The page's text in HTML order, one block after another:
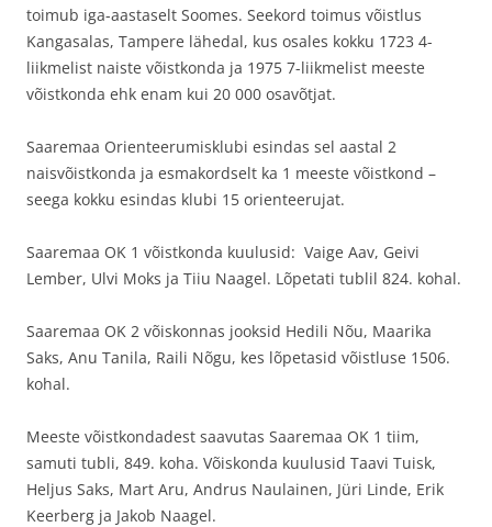
toimub iga-aastaselt Soomes. Seekord toimus võistlus
Kangasalas, Tampere lähedal, kus osales kokku 1723 4-
liikmelist naiste võistkonda ja 1975 7-liikmelist meeste
võistkonda ehk enam kui 20 000 osavõtjat.
Saaremaa Orienteerumisklubi esindas sel aastal 2
naisvõistkonda ja esmakordselt ka 1 meeste võistkond –
seega kokku esindas klubi 15 orienteerujat.
Saaremaa OK 1 võistkonda kuulusid: Vaige Aav, Geivi
Lember, Ulvi Moks ja Tiiu Naagel. Lõpetati tublil 824. kohal.
Saaremaa OK 2 võiskonnas jooksid Hedili Nõu, Maarika
Saks, Anu Tanila, Raili Nõgu, kes lõpetasid võistluse 1506.
kohal.
Meeste võistkondadest saavutas Saaremaa OK 1 tiim,
samuti tubli, 849. koha. Võiskonda kuulusid Taavi Tuisk,
Heljus Saks, Mart Aru, Andrus Naulainen, Jüri Linde, Erik
Keerberg ja Jakob Naagel.